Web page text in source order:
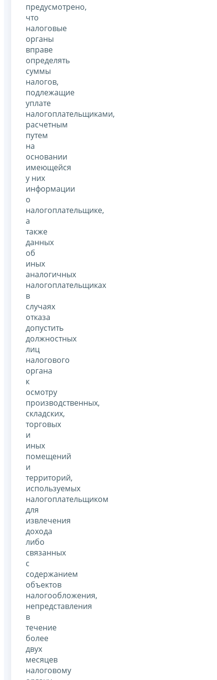
предусмотрено,
что
налоговые
органы
вправе
определять
суммы
налогов,
подлежащие
уплате
налогоплательщиками,
расчетным
путем
на
основании
имеющейся
у них
информации
о
налогоплательщике,
а
также
данных
об
иных
аналогичных
налогоплательщиках
в
случаях
отказа
допустить
должностных
лиц
налогового
органа
к
осмотру
производственных,
складских,
торговых
и
иных
помещений
и
территорий,
используемых
налогоплательщиком
для
извлечения
дохода
либо
связанных
с
содержанием
объектов
налогообложения,
непредставления
в
течение
более
двух
месяцев
налоговому